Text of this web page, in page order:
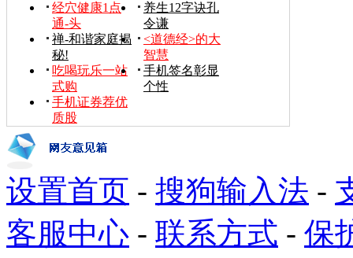
经穴健康1点
通-头
养生12字诀孔
令谦
禅-和谐家庭揭
秘!
<道德经>的大
智慧
吃喝玩乐一站
式购
手机签名彰显
个性
手机证券荐优
质股
设置首页 - 搜狗输入法 -
客服中心 - 联系方式 - 保